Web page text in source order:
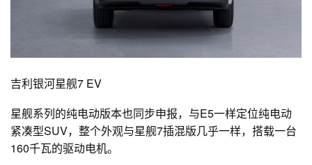
吉利银河星舰7 EV
星舰系列的纯电动版本也同步申报，与E5一样定位纯电动
紧凑型SUV，整个外观与星舰7插混版几乎一样，搭载一台
160千瓦的驱动电机。